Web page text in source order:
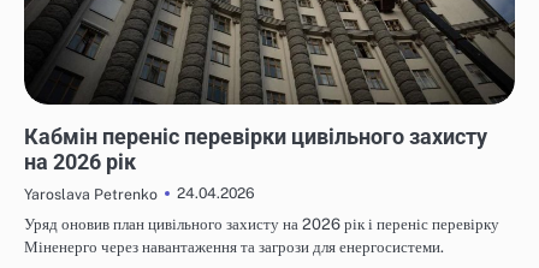
Кабмін переніс перевірки цивільного захисту
на 2026 рік
Yaroslava Petrenko
24.04.2026
Уряд оновив план цивільного захисту на 2026 рік і переніс перевірку
Міненерго через навантаження та загрози для енергосистеми.